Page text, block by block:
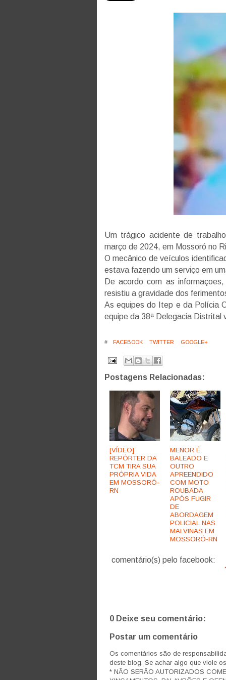
Um trágico acidente de
março de 2024, em Mossoró no
O mecânico de veículos
estava fazendo um serviço em
De acordo com as
resistiu a gravidade dos
As equipes do Itep e da Polícia
equipe da 38ª Delegacia Distrital
# FACEBOOK TWITTER GOOGLE+
Postagens Relacionadas:
[VÍDEO]
REPÓRTER DA
TCM TIRA SUA
PRÓPRIA VIDA
EM MOSSORÓ-
RN
MENOR É
BALEADO E
OUTRO
APREENDIDO
COM MOTO
ROUBADA
APÓS FUGIR
DE
ABORDAGEM
POLICIAL NAS
MALVINAS EM
MOSSORÓ-RN
comentário(s) pelo facebook:
0 Deixe seu comentário:
Postar um comentário
Os comentários são de
deste blog. Se achar algo que viole
* NÃO SERÃO AUTORIZADOS